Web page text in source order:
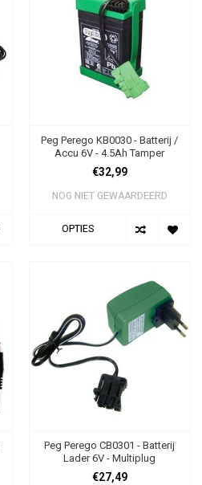
Peg Perego KB0030 - Batterij /
Accu 6V - 4.5Ah Tamper
€32,99
NOG NIET GEWAARDEERD
OPTIES
Peg Perego CB0301 - Batterij
Lader 6V - Multiplug
€27,49